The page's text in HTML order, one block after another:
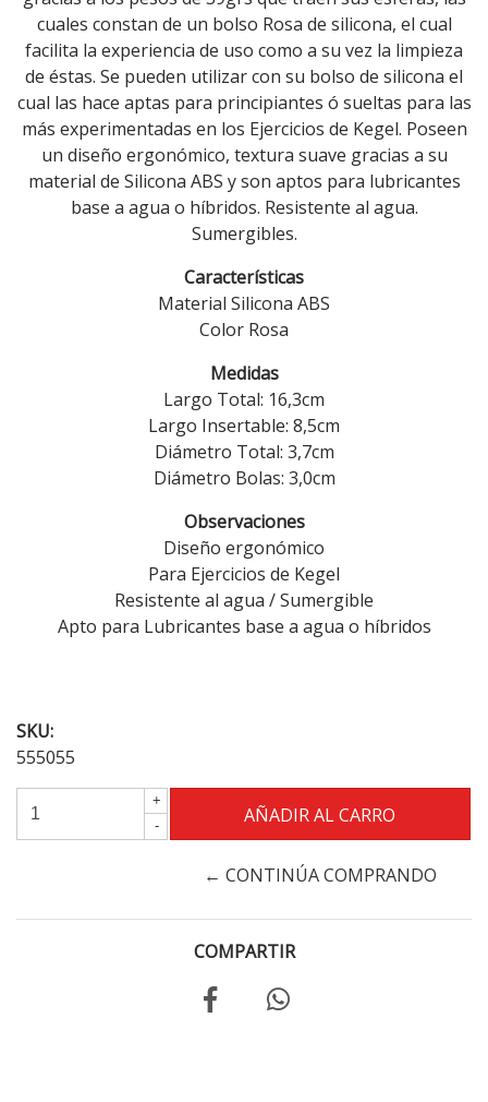
cuales constan de un bolso Rosa de silicona, el cual
facilita la experiencia de uso como a su vez la limpieza
de éstas. Se pueden utilizar con su bolso de silicona el
cual las hace aptas para principiantes ó sueltas para las
más experimentadas en los Ejercicios de Kegel. Poseen
un diseño ergonómico, textura suave gracias a su
material de Silicona ABS y son aptos para lubricantes
base a agua o híbridos. Resistente al agua.
Sumergibles.
Características
Material Silicona ABS
Color Rosa
Medidas
Largo Total: 16,3cm
Largo Insertable: 8,5cm
Diámetro Total: 3,7cm
Diámetro Bolas: 3,0cm
Observaciones
Diseño ergonómico
Para Ejercicios de Kegel
Resistente al agua / Sumergible
Apto para Lubricantes base a agua o híbridos
SKU:
555055
+
-
← CONTINÚA COMPRANDO
COMPARTIR